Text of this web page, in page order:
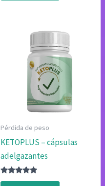
Pérdida de peso
KETOPLUS – cápsulas
adelgazantes
Valorado